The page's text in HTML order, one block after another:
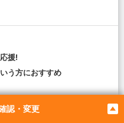
認・変更
援!
う方におすすめ
業なし!